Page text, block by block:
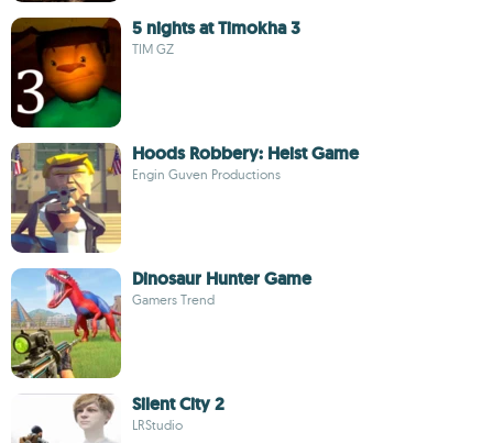
5 nights at Timokha 3
TIM GZ
Hoods Robbery: Heist Game
Engin Guven Productions
Dinosaur Hunter Game
Gamers Trend
Silent City 2
LRStudio